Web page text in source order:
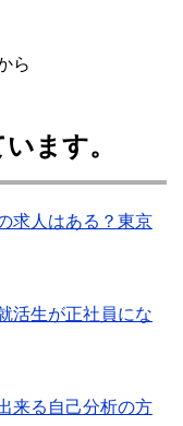
ら
ます。
求人はある？東京
活生が正社員にな
来る自己分析の方